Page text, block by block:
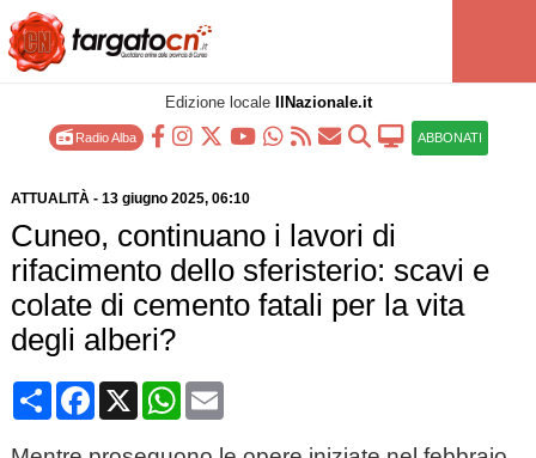
Edizione locale IlNazionale.it
Radio Alba ABBONATI
ATTUALITÀ- 13 giugno 2025, 06:10
Cuneo, continuano i lavori di
rifacimento dello sferisterio: scavi e
colate di cemento fatali per la vita
degli alberi?
CondividiFacebook
X WhatsApp
Email